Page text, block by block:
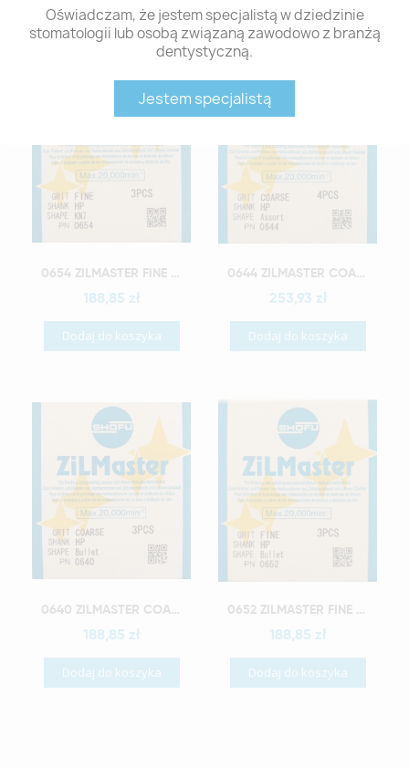
Oświadczam, że jestem specjalistą w dziedzinie
stomatologii lub osobą związaną zawodowo z branżą
dentystyczną.
Jestem specjalistą
Polecane produkty z tej kategorii
Szybki podgląd 0654 ZILMASTER FINE HP KN7 3PCS
188,85 zł
Dodaj do koszyka
Szybki podgląd 0644 ZILMASTER COARSE HP ASSORTMENT
253,93 zł
Dodaj do koszyka
Szybki podgląd 0640 ZILMASTER COARSE HP BULLET 3PCS
188,85 zł
Dodaj do koszyka
Szybki podgląd 0652 ZILMASTER FINE HP BULLET 3PCS
188,85 zł
Dodaj do koszyka